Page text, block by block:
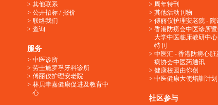
其他联系
公开招标 / 报价
联络我们
查询
服务
中医诊所
劳士施罗孚牙科诊所
傅丽仪护理安老院
林贝聿嘉健康促进及教育中
心
周年特刊
其他活动刊物
傅丽仪护理安老院 - 院
香港防痨会中医诊所
大学中医临床教研中
特刊
中医汇 - 香港防痨心脏
病协会中医药通讯
健康校园由你创
中医健康大使培訓计划
社区参与